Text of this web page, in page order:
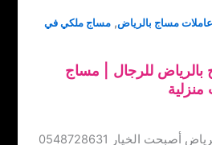
عاملات مساج بالرياض,مساج ملكي في
بالرياض للرجال‏ | ‏مساج
أرقام عاملات مساج بالرياض ‏‪0548728631 أصبحت الخيار